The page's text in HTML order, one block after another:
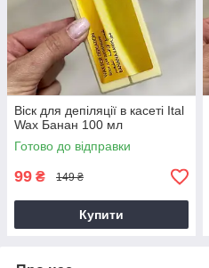
Віск для депіляції в касеті Ital
Wax Банан 100 мл
Готово до відправки
99 ₴ 149 ₴
Купити